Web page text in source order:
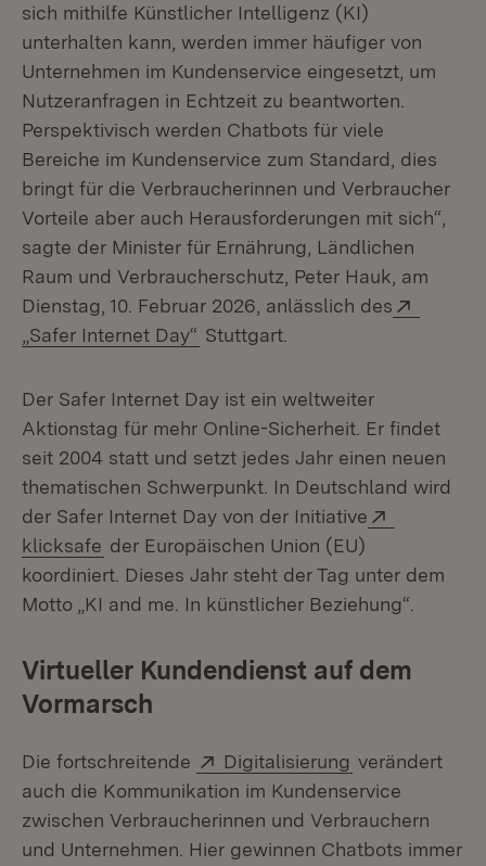
sich mithilfe Künstlicher Intelligenz (KI)
unterhalten kann, werden immer häufiger von
Unternehmen im Kundenservice eingesetzt, um
Nutzeranfragen in Echtzeit zu beantworten.
Perspektivisch werden Chatbots für viele
Bereiche im Kundenservice zum Standard, dies
bringt für die Verbraucherinnen und Verbraucher
Vorteile aber auch Herausforderungen mit sich“,
sagte der Minister für Ernährung, Ländlichen
Raum und Verbraucherschutz, Peter Hauk, am
Dienstag, 10. Februar 2026, anlässlich des
„Safer Internet Day“ (Öffnet in neuem Fenster)
Stuttgart.
Der Safer Internet Day ist ein weltweiter
Aktionstag für mehr Online-Sicherheit. Er findet
seit 2004 statt und setzt jedes Jahr einen neuen
thematischen Schwerpunkt. In Deutschland wird
der Safer Internet Day von der Initiative
klicksafe (Öffnet in neuem Fenster)
der Europäischen Union (EU)
koordiniert. Dieses Jahr steht der Tag unter dem
Motto „KI and me. In künstlicher Beziehung“.
Virtueller Kundendienst auf dem
Vormarsch
Die fortschreitende Extern:
Digitalisierung (Öffnet in
verändert
auch die Kommunikation im Kundenservice
zwischen Verbraucherinnen und Verbrauchern
und Unternehmen. Hier gewinnen Chatbots immer